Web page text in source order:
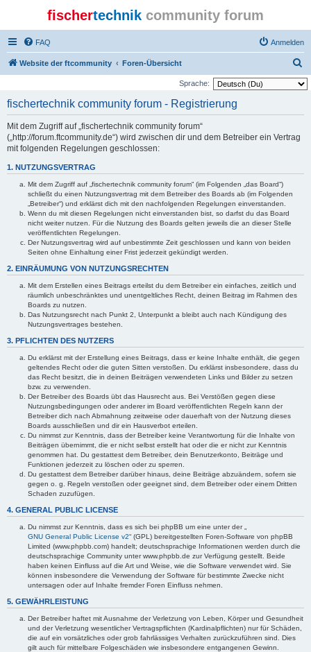
fischertechnik community forum
FAQ Anmelden
Website der ftcommunity Foren-Übersicht
u
Sprache:
fischertechnik community forum - Registrierung
Mit dem Zugriff auf „fischertechnik community forum“
(„http://forum.ftcommunity.de“) wird zwischen dir und dem Betreiber ein Vertrag
mit folgenden Regelungen geschlossen:
1. NUTZUNGSVERTRAG
Mit dem Zugriff auf „fischertechnik community forum“ (im Folgenden „das Board“)
schließt du einen Nutzungsvertrag mit dem Betreiber des Boards ab (im Folgenden
„Betreiber“) und erklärst dich mit den nachfolgenden Regelungen einverstanden.
Wenn du mit diesen Regelungen nicht einverstanden bist, so darfst du das Board
nicht weiter nutzen. Für die Nutzung des Boards gelten jeweils die an dieser Stelle
veröffentlichten Regelungen.
Der Nutzungsvertrag wird auf unbestimmte Zeit geschlossen und kann von beiden
Seiten ohne Einhaltung einer Frist jederzeit gekündigt werden.
2. EINRÄUMUNG VON NUTZUNGSRECHTEN
Mit dem Erstellen eines Beitrags erteilst du dem Betreiber ein einfaches, zeitlich und
räumlich unbeschränktes und unentgeltliches Recht, deinen Beitrag im Rahmen des
Boards zu nutzen.
Das Nutzungsrecht nach Punkt 2, Unterpunkt a bleibt auch nach Kündigung des
Nutzungsvertrages bestehen.
3. PFLICHTEN DES NUTZERS
Du erklärst mit der Erstellung eines Beitrags, dass er keine Inhalte enthält, die gegen
geltendes Recht oder die guten Sitten verstoßen. Du erklärst insbesondere, dass du
das Recht besitzt, die in deinen Beiträgen verwendeten Links und Bilder zu setzen
bzw. zu verwenden.
Der Betreiber des Boards übt das Hausrecht aus. Bei Verstößen gegen diese
Nutzungsbedingungen oder anderer im Board veröffentlichten Regeln kann der
Betreiber dich nach Abmahnung zeitweise oder dauerhaft von der Nutzung dieses
Boards ausschließen und dir ein Hausverbot erteilen.
Du nimmst zur Kenntnis, dass der Betreiber keine Verantwortung für die Inhalte von
Beiträgen übernimmt, die er nicht selbst erstellt hat oder die er nicht zur Kenntnis
genommen hat. Du gestattest dem Betreiber, dein Benutzerkonto, Beiträge und
Funktionen jederzeit zu löschen oder zu sperren.
Du gestattest dem Betreiber darüber hinaus, deine Beiträge abzuändern, sofern sie
gegen o. g. Regeln verstoßen oder geeignet sind, dem Betreiber oder einem Dritten
Schaden zuzufügen.
4. GENERAL PUBLIC LICENSE
Du nimmst zur Kenntnis, dass es sich bei phpBB um eine unter der „
GNU General Public License v2“ (GPL) bereitgestellten Foren-Software von phpBB
Limited (www.phpbb.com) handelt; deutschsprachige Informationen werden durch die
deutschsprachige Community unter www.phpbb.de zur Verfügung gestellt. Beide
haben keinen Einfluss auf die Art und Weise, wie die Software verwendet wird. Sie
können insbesondere die Verwendung der Software für bestimmte Zwecke nicht
untersagen oder auf Inhalte fremder Foren Einfluss nehmen.
5. GEWÄHRLEISTUNG
Der Betreiber haftet mit Ausnahme der Verletzung von Leben, Körper und Gesundheit
und der Verletzung wesentlicher Vertragspflichten (Kardinalpflichten) nur für Schäden,
die auf ein vorsätzliches oder grob fahrlässiges Verhalten zurückzuführen sind. Dies
gilt auch für mittelbare Folgeschäden wie insbesondere entgangenen Gewinn.